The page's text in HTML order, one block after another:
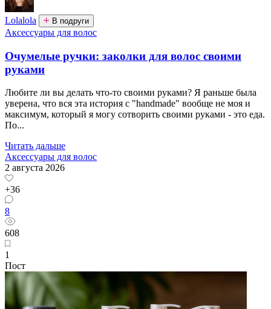
Lolalola В подруги
Аксессуары для волос
Очумелые ручки: заколки для волос своими
руками
Любите ли вы делать что-то своими руками? Я раньше была
уверена, что вся эта история с "handmade" вообще не моя и
максимум, который я могу сотворить своими руками - это еда.
По...
Читать дальше
Аксессуары для волос
2 августа 2026
+36
8
608
1
Пост